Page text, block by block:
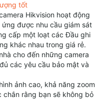
tốt
Hikvision hoạt động
được nhu cầu giám sát
cấp một loạt các Đầu ghi
khác nhau trong giá rẻ.
cho đến những camera
các yêu cầu bảo mật và
ảnh cao, khả năng zoom
rằng bạn sẽ không bỏ